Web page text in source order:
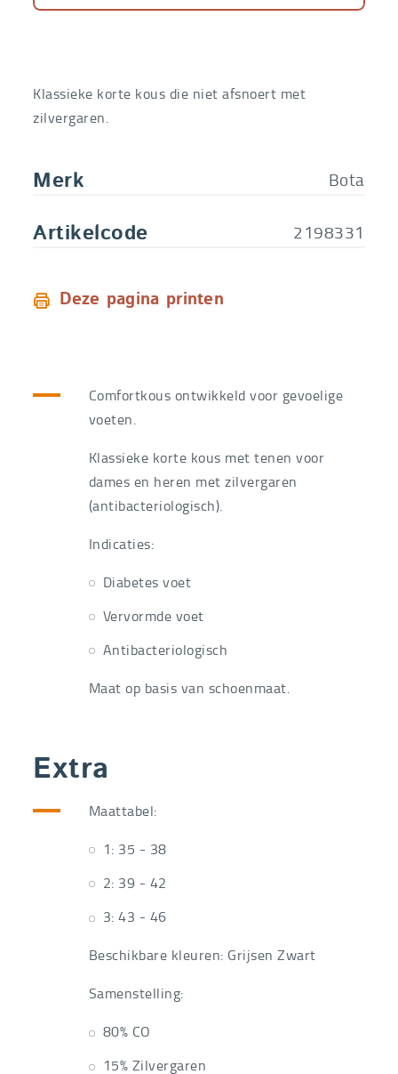
Klassieke korte kous die niet afsnoert met
zilvergaren.
Merk Bota
Artikelcode 2198331
Deze pagina printen
Comfortkous ontwikkeld voor gevoelige
voeten.
Klassieke korte kous met tenen voor
dames en heren met zilvergaren
(antibacteriologisch).
Indicaties:
Diabetes voet
Vervormde voet
Antibacteriologisch
Maat op basis van schoenmaat.
Extra
Maattabel:
1: 35 - 38
2: 39 - 42
3: 43 - 46
Beschikbare kleuren: Grijsen Zwart
Samenstelling:
80% CO
15% Zilvergaren